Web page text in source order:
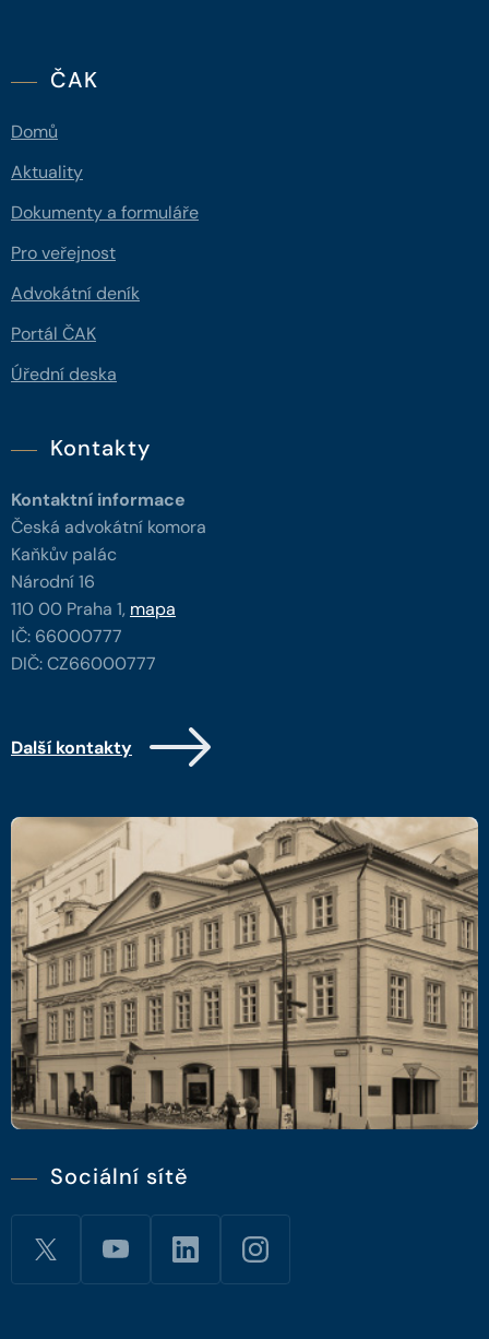
ČAK
Domů
Aktuality
Dokumenty a formuláře
Pro veřejnost
Advokátní deník
Portál ČAK
Úřední deska
Kontakty
Kontaktní informace
Česká advokátní komora
Kaňkův palác
Národní 16
110 00 Praha 1, mapa
IČ: 66000777
DIČ: CZ66000777
Další kontakty
Sociální sítě